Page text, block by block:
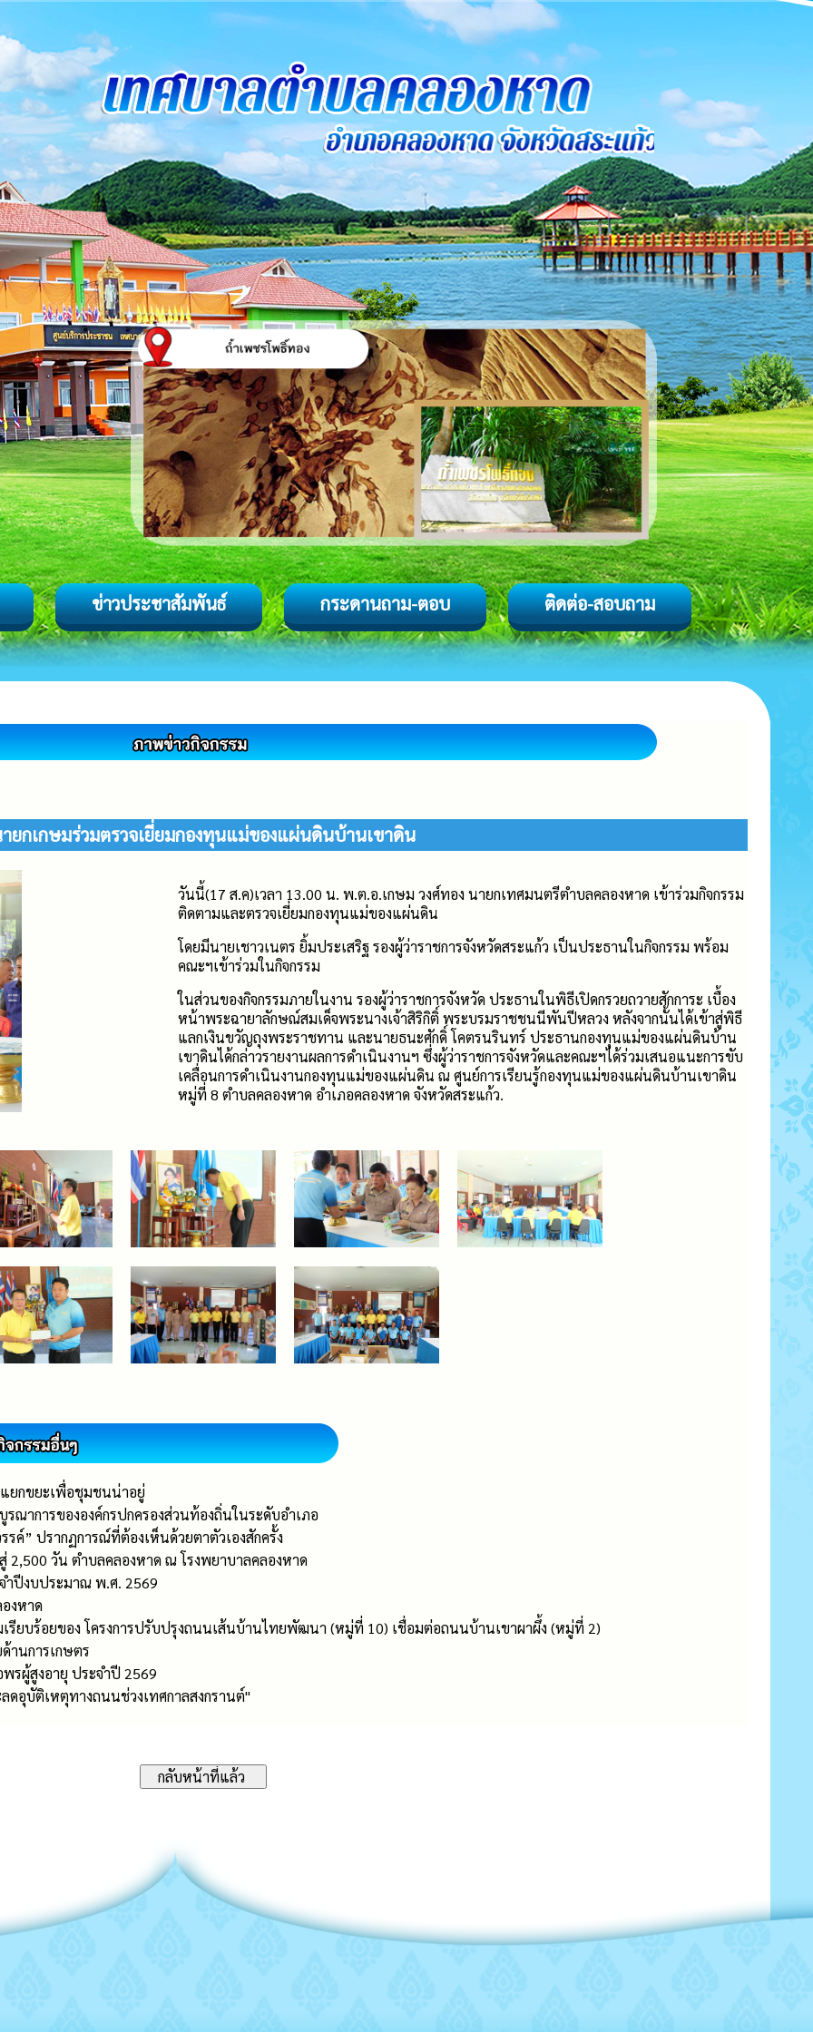
ข่าวประชาสัมพันธ์ กระดานถาม-ตอบ ติดต่อ-สอบถาม
ยกเกษมร่วมตรวจเยี่ยมกองทุนแม่ของแผ่นดินบ้านเขาดิน
วันนี้(17 ส.ค)เวลา 13.00 น. พ.ต.อ.เกษม วงศ์ทอง นายกเทศมนตรีตำบลคลองหาด เข้าร่วมกิจกรรม
ติดตามและตรวจเยี่ยมกองทุนแม่ของแผ่นดิน
โดยมีนายเชาวเนตร ยิ้มประเสริฐ รองผู้ว่าราชการจังหวัดสระแก้ว เป็นประธานในกิจกรรม พร้อม
คณะฯเข้าร่วมในกิจกรรม
ในส่วนของกิจกรรมภายในงาน รองผู้ว่าราชการจังหวัด ประธานในพิธีเปิดกรวยถวายสักการะ เบื้อง
หน้าพระฉายาลักษณ์สมเด็จพระนางเจ้าสิริกิติ์ พระบรมราชชนนีพันปีหลวง หลังจากนั้นได้เข้าสู่พิธี
แลกเงินขวัญถุงพระราชทาน และนายธนะศักดิ์ โคตรนรินทร์ ประธานกองทุนแม่ของแผ่นดินบ้าน
เขาดินได้กล่าวรายงานผลการดำเนินงานฯ ซึ่งผู้ว่าราชการจังหวัดและคณะฯได้ร่วมเสนอแนะการขับ
เคลื่อนการดำเนินงานกองทุนแม่ของแผ่นดิน ณ ศูนย์การเรียนรู้กองทุนแม่ของแผ่นดินบ้านเขาดิน
หมู่ที่ 8 ตำบลคลองหาด อำเภอคลองหาด จังหวัดสระแก้ว.
ยกขยะเพื่อชุมชนน่าอยู่
าการขององค์กรปกครองส่วนท้องถิ่นในระดับอำเภอ
รค์” ปรากฏการณ์ที่ต้องเห็นด้วยตาตัวเองสักครั้ง
2,500 วัน ตำบลคลองหาด ณ โรงพยาบาลคลองหาด
ำปีงบประมาณ พ.ศ. 2569
งหาด
รียบร้อยของ โครงการปรับปรุงถนนเส้นบ้านไทยพัฒนา (หมู่ที่ 10) เชื่อมต่อถนนบ้านเขาผาผึ้ง (หมู่ที่ 2)
านการเกษตร
รผู้สูงอายุ ประจำปี 2569
อุบัติเหตุทางถนนช่วงเทศกาลสงกรานต์"